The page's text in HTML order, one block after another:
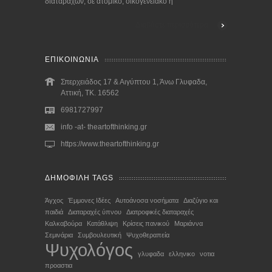
ΕΠΙΚΟΙΝΩΝΙΑ
Σπερχειάδος 17 & Αιγύπτου 1, Άνω Γλυφαδα,
Αττική, ΤΚ. 16562
6981727997
info -at- theartofthinking.gr
https://www.theartofthinking.gr
ΔΗΜΟΦΙΛΗ TAGS
Άγχος Έμμονες Ιδέες Αυτοάνοσα νοσήματα
Διαζύγιο και
παιδιά
Διαταραχές ύπνου
Διατροφικές διαταραχές
Καλκαβούρα
Κατάθλιψη Κρίσεις πανικού
Μαριάννα
Σεμινάρια
Συμβουλευτική Ψυχοθεραπεία
Ψυχολόγος γλυφαδα ελληνικο
νοτια
προαστια